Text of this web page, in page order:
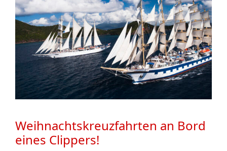
Weihnachtskreuzfahrten an Bord
eines Clippers!